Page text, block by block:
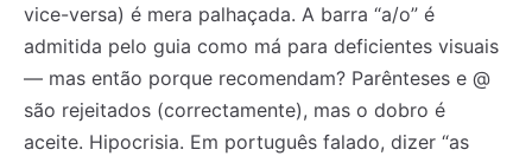
vice-versa) é mera palhaçada. A barra “a/o” é
admitida pelo guia como má para deficientes visuais
— mas então porque recomendam? Parênteses e @
são rejeitados (correctamente), mas o dobro é
aceite. Hipocrisia. Em português falado, dizer “as